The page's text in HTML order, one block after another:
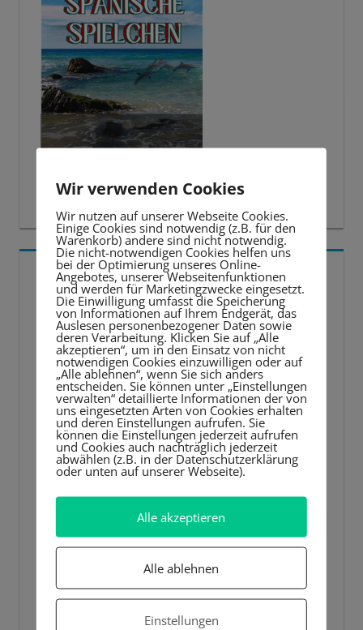
5 BESTE LERNTIPPS
Video-
Player
Wir verwenden Cookies
Wir nutzen auf unserer Webseite Cookies.
Einige Cookies sind notwendig (z.B. für den
Warenkorb) andere sind nicht notwendig.
Die nicht-notwendigen Cookies helfen uns
bei der Optimierung unseres Online-
Angebotes, unserer Webseitenfunktionen
und werden für Marketingzwecke eingesetzt.
Die Einwilligung umfasst die Speicherung
von Informationen auf Ihrem Endgerät, das
Auslesen personenbezogener Daten sowie
deren Verarbeitung. Klicken Sie auf „Alle
akzeptieren“, um in den Einsatz von nicht
notwendigen Cookies einzuwilligen oder auf
„Alle ablehnen“, wenn Sie sich anders
entscheiden. Sie können unter „Einstellungen
verwalten“ detaillierte Informationen der von
uns eingesetzten Arten von Cookies erhalten
und deren Einstellungen aufrufen. Sie
können die Einstellungen jederzeit aufrufen
und Cookies auch nachträglich jederzeit
abwählen (z.B. in der Datenschutzerklärung
oder unten auf unserer Webseite).
Alle akzeptieren
Alle ablehnen
Einstellungen